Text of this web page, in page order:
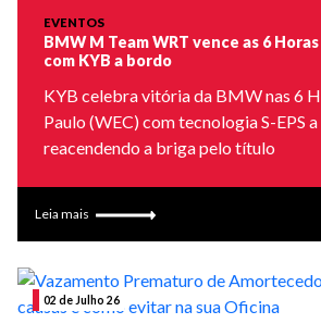
EVENTOS
BMW M Team WRT vence as 6
com KYB a bordo
KYB celebra vitória da BMW nas 6
Paulo (WEC) com tecnologia S-EPS
reacendendo a briga pelo título
Leia mais
02 de Julho 26